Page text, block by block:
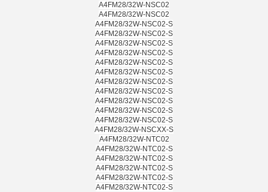
A4FM28/32W-NSC02
A4FM28/32W-NSC02
A4FM28/32W-NSC02-S
A4FM28/32W-NSC02-S
A4FM28/32W-NSC02-S
A4FM28/32W-NSC02-S
A4FM28/32W-NSC02-S
A4FM28/32W-NSC02-S
A4FM28/32W-NSC02-S
A4FM28/32W-NSC02-S
A4FM28/32W-NSC02-S
A4FM28/32W-NSC02-S
A4FM28/32W-NSC02-S
A4FM28/32W-NSCXX-S
A4FM28/32W-NTC02
A4FM28/32W-NTC02-S
A4FM28/32W-NTC02-S
A4FM28/32W-NTC02-S
A4FM28/32W-NTC02-S
A4FM28/32W-NTC02-S